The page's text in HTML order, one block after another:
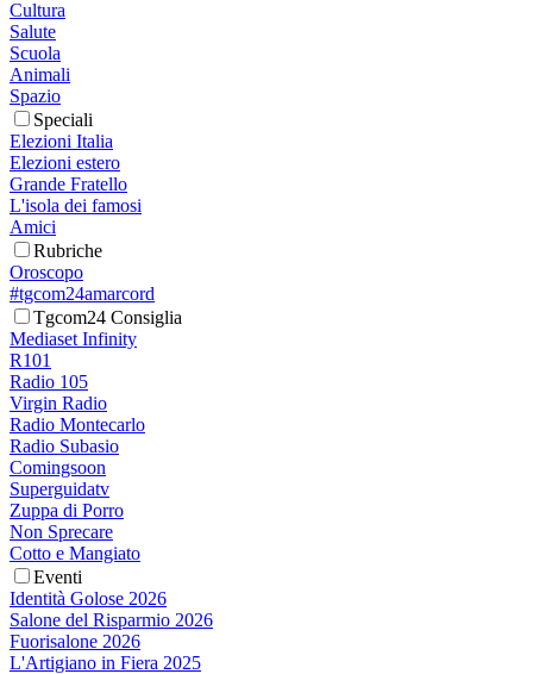
Cultura
Salute
Scuola
Animali
Spazio
Speciali
Elezioni Italia
Elezioni estero
Grande Fratello
L'isola dei famosi
Amici
Rubriche
Oroscopo
#tgcom24amarcord
Tgcom24 Consiglia
Mediaset Infinity
R101
Radio 105
Virgin Radio
Radio Montecarlo
Radio Subasio
Comingsoon
Superguidatv
Zuppa di Porro
Non Sprecare
Cotto e Mangiato
Eventi
Identità Golose 2026
Salone del Risparmio 2026
Fuorisalone 2026
L'Artigiano in Fiera 2025